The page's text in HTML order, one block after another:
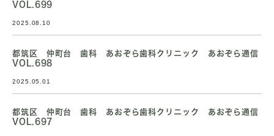
VOL.699
2025.08.10
都筑区 仲町台 歯科 あおぞら歯科クリニック あおぞら通信
VOL.698
2025.05.01
都筑区 仲町台 歯科 あおぞら歯科クリニック あおぞら通信
VOL.697